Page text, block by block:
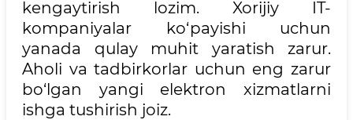
kengaytirish lozim. Xorijiy IT-
kompaniyalar ko‘payishi uchun
yanada qulay muhit yaratish zarur.
Aholi va tadbirkorlar uchun eng zarur
bo‘lgan yangi elektron xizmatlarni
ishga tushirish joiz.